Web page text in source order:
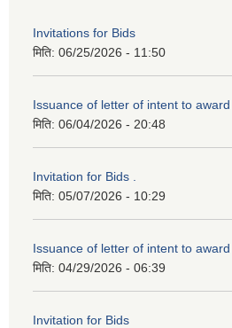
Invitations for Bids
मिति: 06/25/2026 - 11:50
Issuance of letter of intent to
मिति: 06/04/2026 - 20:48
Invitation for Bids .
मिति: 05/07/2026 - 10:29
Issuance of letter of intent to
मिति: 04/29/2026 - 06:39
Invitation for Bids